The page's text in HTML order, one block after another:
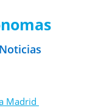
Madrid